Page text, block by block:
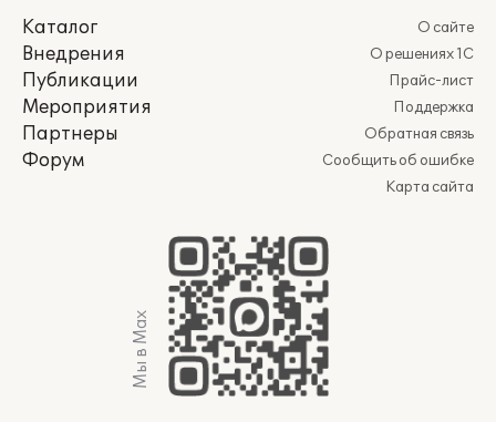
Каталог
Внедрения
Публикации
Мероприятия
Партнеры
Форум
О сайте
О решениях 1С
Прайс-лист
Поддержка
Обратная связь
Сообщить об ошибке
Карта сайта
Мы в Max